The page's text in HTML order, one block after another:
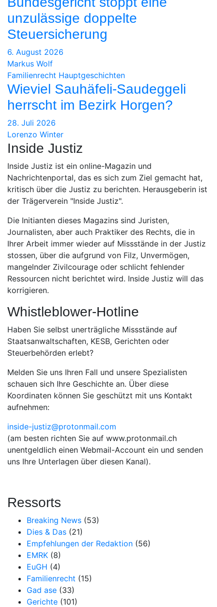
unzulässige doppelte
Steuersicherung
6. August 2026
Markus Wolf
Familienrecht Hauptgeschichten
Wieviel Sauhäfeli-Saudeggeli
herrscht im Bezirk Horgen?
28. Juli 2026
Lorenzo Winter
Inside Justiz
Inside Justiz ist ein online-Magazin und
Nachrichtenportal, das es sich zum Ziel gemacht hat,
kritisch über die Justiz zu berichten. Herausgeberin ist
der Trägerverein "Inside Justiz".
Die Initianten dieses Magazins sind Juristen,
Journalisten, aber auch Praktiker des Rechts, die in
Ihrer Arbeit immer wieder auf Missstände in der Justiz
stossen, über die aufgrund von Filz, Unvermögen,
mangelnder Zivilcourage oder schlicht fehlender
Ressourcen nicht berichtet wird. Inside Justiz will das
korrigieren.
Whistleblower-Hotline
Haben Sie selbst unerträgliche Missstände auf
Staatsanwaltschaften, KESB, Gerichten oder
Steuerbehörden erlebt?
Melden Sie uns Ihren Fall und unsere Spezialisten
schauen sich Ihre Geschichte an. Über diese
Koordinaten können Sie geschützt mit uns Kontakt
aufnehmen:
inside-justiz@protonmail.com
(am besten richten Sie auf www.protonmail.ch
unentgeldlich einen Webmail-Account ein und senden
uns Ihre Unterlagen über diesen Kanal).
Ressorts
Breaking News (53)
Dies & Das (21)
Empfehlungen der Redaktion (56)
EMRK (8)
EuGH (4)
Familienrecht (15)
Gad ase (33)
Gerichte (101)